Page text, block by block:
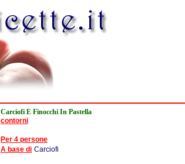
Carciofi E Finocchi In Pastella
contorni
Per 4 persone
A base di Carciofi